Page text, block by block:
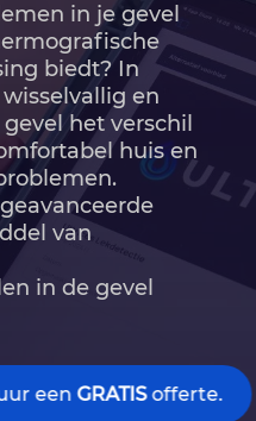
in je gevel
biedt? In
en
het verschil
huis en
van
in de gevel
eenGRATISofferte.